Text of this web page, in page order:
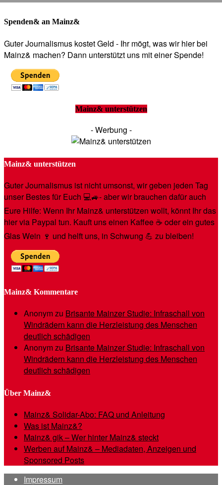
Spenden& an Mainz&
Guter Journalismus kostet Geld - Ihr mögt, was wir hier bei
Mainz& machen? Dann unterstützt uns mit einer Spende!
Mainz& unterstützen
- Werbung -
Mainz& unterstützen
Guter Journalismus ist nicht umsonst, wir geben jeden Tag
unser Bestes für Euch 💻🚙- aber wir brauchen dafür auch
Eure Hilfe: Wenn Ihr Mainz& unterstützen wollt, könnt Ihr das
hier via Paypal tun. Kauft uns einen Kaffee ☕️ oder ein gutes
Glas Wein 🍷 und helft uns, in Schwung 💪 zu bleiben!
Mainz& Kommentare
Anonymzu Brisante Mainzer Studie: Infraschall von
Windrädern kann die Herzleistung des Menschen
deutlich schädigen
Anonymzu Brisante Mainzer Studie: Infraschall von
Windrädern kann die Herzleistung des Menschen
deutlich schädigen
Über Mainz&
Mainz& Solidar-Abo: FAQ und Anleitung
Was ist Mainz&?
Mainz& gik – Wer hinter Mainz& steckt
Werben auf Mainz& – Mediadaten, Anzeigen und
Sponsored Posts
Impressum